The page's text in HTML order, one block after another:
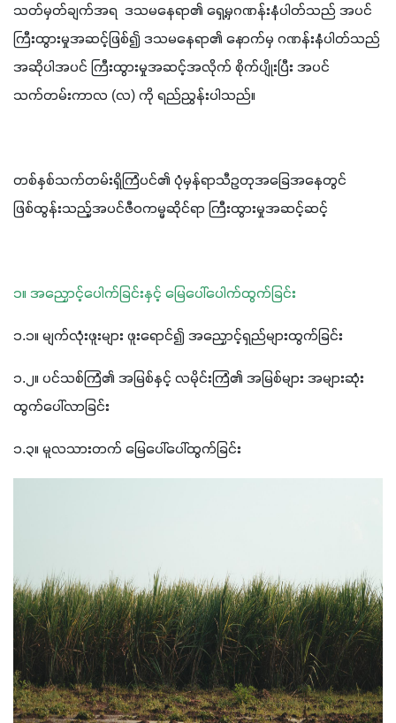
သတ်မှတ်ချက်အရ  ဒသမနေရာ၏ ရှေ့မှဂဏန်းနံပါတ်သည် အပင်
ကြီးထွားမှုအဆင့်ဖြစ်၍ ဒသမနေရာ၏ နောက်မှ ဂဏန်းနံပါတ်သည်
အဆိုပါအပင် ကြီးထွားမှုအဆင့်အလိုက် စိုက်ပျိုးပြီး အပင်
သက်တမ်းကာလ (လ) ကို ရည်ညွှန်းပါသည်။
တစ်နှစ်သက်တမ်းရှိကြံပင်၏ ပုံမှန်ရာသီဥတုအခြေအနေတွင်
ဖြစ်ထွန်းသည့်အပင်ဇီဝကမ္မဆိုင်ရာ ကြီးထွားမှုအဆင့်ဆင့်
၁။ အညှောင့်ပေါက်ခြင်းနှင့် မြေပေါ်ပေါက်ထွက်ခြင်း
၁.၁။ မျက်လုံးဖူးများ ဖူးရောင်၍ အညှောင့်ရှည်များထွက်ခြင်း
၁.၂။ ပင်သစ်ကြံ၏ အမြစ်နှင့် လမိုင်းကြံ၏ အမြစ်များ အများဆုံး
ထွက်ပေါ်လာခြင်း
၁.၃။ မူလသားတက် မြေပေါ်ပေါ်ထွက်ခြင်း